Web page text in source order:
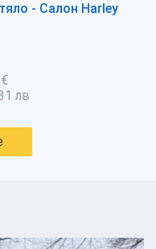
- Салон Harley
лв